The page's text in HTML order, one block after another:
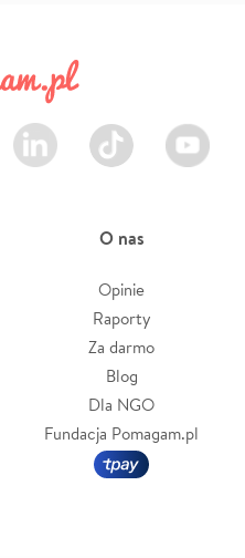
LinkedIn TikTok Youtube
O nas
Opinie
Raporty
Za darmo
Blog
Dla NGO
Fundacja Pomagam.pl